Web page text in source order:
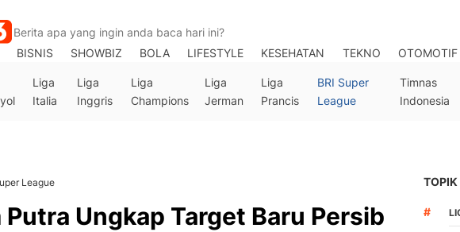
BISNIS SHOWBIZ BOLA LIFESTYLE KESEHATAN TEKNO OTOMOTIF
Liga
Italia
Liga
Inggris
Liga
Champions
Liga
Jerman
Liga
Prancis
BRI Super
League
Timnas
Indonesia
League
Ungkap Target Baru Persib
TOPIK
#